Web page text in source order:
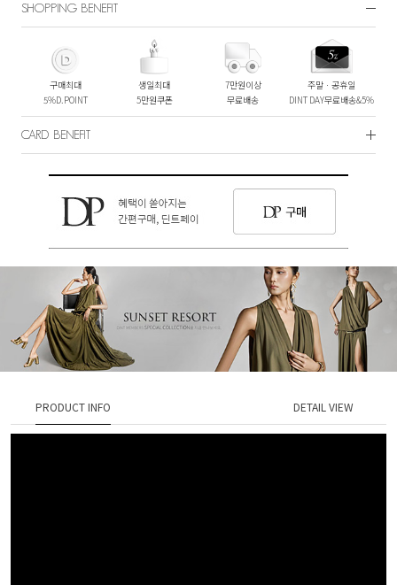
SHOPPING BENEFIT
구매최대
5%D.POINT
생일최대
5만원쿠폰
7만원이상
무료배송
주말ㆍ공휴일
DINT DAY무료배송&5%
CARD BENEFIT
PRODUCT INFO DETAIL VIEW